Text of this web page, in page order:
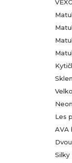
Les
AVA
Silky